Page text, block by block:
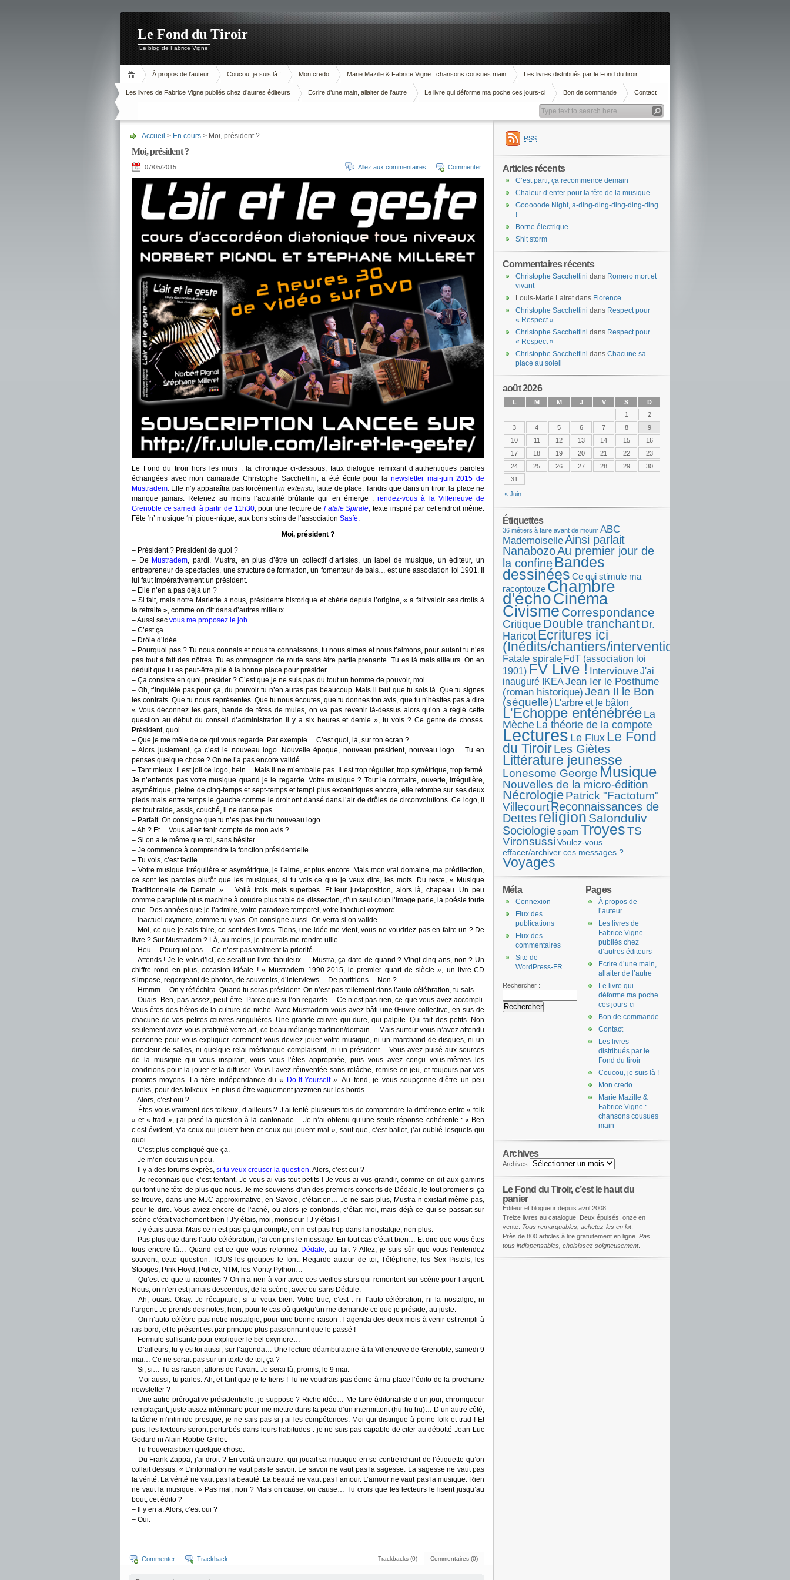
Le Fond du Tiroir
Le blog de Fabrice Vigne
À propos de l’auteur Coucou, je suis là ! Mon credo Marie Mazille & Fabrice Vigne : chansons cousues main Les livres distribués par le Fond du tiroir
Les livres de Fabrice Vigne publiés chez d’autres éditeurs Ecrire d’une main, allaiter de l’autre Le livre qui déforme ma poche ces jours-ci Bon de commande Contact
Accueil > En cours > Moi, président ?
Moi, président ?
07/05/2015 Commenter
Allez aux commentaires
Le Fond du tiroir hors les murs : la chronique ci-dessous, faux dialogue remixant d’authentiques paroles
échangées avec mon camarade Christophe Sacchettini, a été écrite pour la newsletter mai-juin 2015 de
Mustradem. Elle n’y apparaîtra pas forcémentin extenso, faute de place. Tandis que dans un tiroir, la place ne
manque jamais. Retenez au moins l’actualité brûlante qui en émerge :rendez-vous à la Villeneuve de
Grenoble ce samedi à partir de 11h30, pour une lecture de Fatale Spirale, texte inspiré par cet endroit même.
Fête ‘n’ musique ‘n’ pique-nique, aux bons soins de l’association Sasfé.
Moi, président ?
– Président ? Président de quoi ?
– De Mustradem, pardi. Mustra, en plus d’être un collectif d’artistes, un label de musique, un éditeur, un
entrepreneur de spectacles, une structure de formation, un fomenteur de bals… est une association loi 1901. Il
lui faut impérativement un président.
– Elle n’en a pas déjà un ?
– Si fait, mais notre Mariette à nous, présidente historique et chérie depuis l’origine, « a fait valoir ses droits à
la retraite », comme on dit dans d’autres milieux.
– Aussi sec vous me proposez le job.
– C’est ça.
– Drôle d’idée.
– Pourquoi pas ? Tu nous connais et nous te connaissons, tu nous aimes et nous t’aimons, pour autant tu n’es
pas tout à fait des nôtres. Tu es compagnon de route sans être partie prenante. Tu es là mais ailleurs. On en
déduit que tu es peut-être pile à la bonne place pour présider.
– Ça consiste en quoi, présider ? C’est que je ne suis pas du tout un homme de pouvoir, moi…
– Oh, t’inquiète pas pour ça, du pouvoir tu n’en auras pas beaucoup. Mais il faut que tu sois là. Que tu signes
les contrats. Que tu nous représentes. Que tu nous écoutes, que tu donnes ton avis, que tu n’hésites pas à dire
« Vous déconnez les gars, bande de têtes de mules, on va pas revenir là-dessus alors qu’on a réglé cette
question au début du conseil d’administration il y a six heures et demie », tu vois ? Ce genre de choses.
Président, quoi.
– Que je me mêle de ce qui vous regarde. Par exemple… C’est quoi, là, sur ton écran ?
– Alors justement, ça c’est le nouveau logo. Nouvelle époque, nouveau président, nouveau logo… Tu en
penses quelque chose ? On ne l’a pas encore validé.
– Tant mieux. Il est joli ce logo, hein… Mais il ne m’emballe pas. Il est trop régulier, trop symétrique, trop fermé.
Je n’entends pas votre musique quand je le regarde. Votre musique ? Tout le contraire, ouverte, irrégulière,
asymétrique, pleine de cinq-temps et sept-temps et tempi plus excentriques encore, elle retombe sur ses deux
pieds mais entre temps le gauche comme le droit ont dansé dans l’air de drôles de circonvolutions. Ce logo, il
est tout raide, assis, couché, il ne danse pas.
– Parfait. On consigne que tu n’es pas fou du nouveau logo.
– Ah ? Et… Vous allez tenir compte de mon avis ?
– Si on a le même que toi, sans hésiter.
– Je commence à comprendre la fonction présidentielle.
– Tu vois, c’est facile.
– Votre musique irrégulière et asymétrique, je l’aime, et plus encore. Mais mon vrai domaine, ma prédilection,
ce sont les paroles plutôt que les musiques, si tu vois ce que je veux dire, les mots. Du reste, « Musique
Traditionnelle de Demain »…. Voilà trois mots superbes. Et leur juxtaposition, alors là, chapeau. Un peu
comme parapluie plus machine à coudre plus table de dissection, d’un seul coup l’image parle, la poésie toute
crue. Des années que je l’admire, votre paradoxe temporel, votre inactuel oxymore.
– Inactuel oxymore, comme tu y vas. On consigne aussi. On verra si on valide.
– Moi, ce que je sais faire, ce sont des livres. Tiens, une idée me vient, vous ne voudriez pas en faire un ? De
livre ? Sur Mustradem ? Là, au moins, je pourrais me rendre utile.
– Heu… Pourquoi pas… Ce n’est pas vraiment la priorité…
– Attends ! Je le vois d’ici, ce serait un livre fabuleux … Mustra, ça date de quand ? Vingt-cinq ans, non ? Un
chiffre rond en plus, occasion idéale ! « Mustradem 1990-2015, le premier quart de siècle », un livre-CD
s’impose, regorgeant de photos, de souvenirs, d’interviews… De partitions… Non ?
– Hmmm… On y réfléchira. Quand tu seras président. On n’est pas tellement dans l’auto-célébration, tu sais.
– Ouais. Ben, pas assez, peut-être. Parce que si l’on regarde… Ce n’est pas rien, ce que vous avez accompli.
Vous êtes des héros de la culture de niche. Avec Mustradem vous avez bâti une Œuvre collective, en sus de
chacune de vos petites œuvres singulières. Une grande œuvre qui dure, qui palpite. Qui fait des petits. Non
seulement avez-vous pratiqué votre art, ce beau mélange tradition/demain… Mais surtout vous n’avez attendu
personne pour vous expliquer comment vous deviez jouer votre musique, ni un marchand de disques, ni un
directeur de salles, ni quelque relai médiatique complaisant, ni un président… Vous avez puisé aux sources
de la musique qui vous inspirait, vous vous l’êtes appropriée, puis vous avez conçu vous-mêmes les
conditions pour la jouer et la diffuser. Vous l’avez réinventée sans relâche, remise en jeu, et toujours par vos
propres moyens. La fière indépendance du «
Do-It-Yourself». Au fond, je vous soupçonne d’être un peu
punks, pour des folkeux. En plus d’être vaguement jazzmen sur les bords.
– Alors, c’est oui ?
– Êtes-vous vraiment des folkeux, d’ailleurs ? J’ai tenté plusieurs fois de comprendre la différence entre « folk
» et « trad », j’ai posé la question à la cantonade… Je n’ai obtenu qu’une seule réponse cohérente : « Ben
c’est évident, y’a ceux qui jouent bien et ceux qui jouent mal », sauf que, c’est ballot, j’ai oublié lesquels qui
quoi.
– C’est plus compliqué que ça.
– Je m’en doutais un peu.
– Il y a des forums exprès, si tu veux creuser la question. Alors, c’est oui ?
– Je reconnais que c’est tentant. Je vous ai vus tout petits ! Je vous ai vus grandir, comme on dit aux gamins
qui font une tête de plus que nous. Je me souviens d’un des premiers concerts de Dédale, le tout premier si ça
se trouve, dans une MJC approximative, en Savoie, c’était en… Je ne sais plus, Mustra n’existait même pas,
pour te dire. Vous aviez encore de l’acné, ou alors je confonds, c’était moi, mais déjà ce qui se passait sur
scène c’était vachement bien ! J’y étais, moi, monsieur ! J’y étais !
– J’y étais aussi. Mais ce n’est pas ça qui compte, on n’est pas trop dans la nostalgie, non plus.
– Pas plus que dans l’auto-célébration, j’ai compris le message. En tout cas c’était bien… Et dire que vous êtes
tous encore là… Quand est-ce que vous reformez Dédale, au fait ? Allez, je suis sûr que vous l’entendez
souvent, cette question. TOUS les groupes le font. Regarde autour de toi, Téléphone, les Sex Pistols, les
Stooges, Pink Floyd, Police, NTM, les Monty Python…
– Qu’est-ce que tu racontes ? On n’a rien à voir avec ces vieilles stars qui remontent sur scène pour l’argent.
Nous, on n’en est jamais descendus, de la scène, avec ou sans Dédale.
– Ah, ouais. Okay. Je récapitule, si tu veux bien. Votre truc, c’est : ni l‘auto-célébration, ni la nostalgie, ni
l’argent. Je prends des notes, hein, pour le cas où quelqu’un me demande ce que je préside, au juste.
– On n’auto-célèbre pas notre nostalgie, pour une bonne raison : l’agenda des deux mois à venir est rempli à
ras-bord, et le présent est par principe plus passionnant que le passé !
– Formule suffisante pour expliquer le bel oxymore…
– D’ailleurs, tu y es toi aussi, sur l’agenda… Une lecture déambulatoire à la Villeneuve de Grenoble, samedi 9
mai… Ce ne serait pas sur un texte de toi, ça ?
– Si, si… Tu as raison, allons de l’avant. Je serai là, promis, le 9 mai.
– Moi aussi, tu parles. Ah, et tant que je te tiens ! Tu ne voudrais pas écrire à ma place l’édito de la prochaine
newsletter ?
– Une autre prérogative présidentielle, je suppose ? Riche idée… Me faire éditorialiste d’un jour, chroniqueur
remplaçant, juste assez intérimaire pour me mettre dans la peau d’un intermittent (hu hu hu)… D’un autre côté,
la tâche m’intimide presque, je ne sais pas si j’ai les compétences. Moi qui distingue à peine folk et trad ! Et
puis, les lecteurs seront perturbés dans leurs habitudes : je ne suis pas capable de citer au débotté Jean-Luc
Godard ni Alain Robbe-Grillet.
– Tu trouveras bien quelque chose.
– Du Frank Zappa, j’ai droit ? En voilà un autre, qui jouait sa musique en se contrefichant de l’étiquette qu’on
collait dessus. « L’information ne vaut pas le savoir. Le savoir ne vaut pas la sagesse. La sagesse ne vaut pas
la vérité. La vérité ne vaut pas la beauté. La beauté ne vaut pas l’amour. L’amour ne vaut pas la musique. Rien
ne vaut la musique. » Pas mal, non ? Mais on cause, on cause… Tu crois que les lecteurs le lisent jusqu’au
bout, cet édito ?
– Il y en a. Alors, c’est oui ?
– Oui.
Commentaires (0)
Trackbacks (0)
Commenter Trackback
RSS
Articles récents
C’est parti, ça recommence demain
Chaleur d’enfer pour la fête de la musique
Gooooode Night, a-ding-ding-ding-ding-ding
!
Borne électrique
Shit storm
Commentaires récents
Christophe Sacchettini dans Romero mort et
vivant
Louis-Marie Lairetdans Florence
Christophe Sacchettini dans Respect pour
« Respect »
Christophe Sacchettini dans Respect pour
« Respect »
Christophe Sacchettini dans Chacune sa
place au soleil
août 2026
L M M J V S D
« Juin
1
2
3
4 5 6 7 8
9
10
11 12 13 14 15
16
17
18 19 20 21 22
23
24
25 26 27 28 29
30
31
Étiquettes
36 métiers à faire avant de mourir ABC
MademoiselleAinsi parlait
NanabozoAu premier jour de
la confine Bandes
dessinées Ce qui stimule ma
racontouze Chambre
d'échoCinéma
Civisme Correspondance
Critique Double tranchant Dr.
Haricot Ecritures ici
(Inédits/chantiers/interventions)
Fatale spirale FdT (association loi
1901) FV Live ! InterviouveJ'ai
inauguré IKEA Jean Ier le Posthume
(roman historique) Jean II le Bon
(séquelle) L'arbre et le bâton
L'Echoppe enténébrée La
Mèche La théorie de la compote
LecturesLe FluxLe Fond
du TiroirLes Giètes
Littérature jeunesse
Lonesome George Musique
Nouvelles de la micro-édition
NécrologiePatrick "Factotum"
VillecourtReconnaissances de
Dettesreligion Salonduliv
Sociologiespam TroyesTS
Vironsussi Voulez-vous
effacer/archiver ces messages ?
Voyages
Pages
À propos de
l’auteur
Les livres de
Fabrice Vigne
publiés chez
d’autres éditeurs
Ecrire d’une main,
allaiter de l’autre
Le livre qui
déforme ma poche
ces jours-ci
Bon de commande
Contact
Les livres
distribués par le
Fond du tiroir
Coucou, je suis là !
Mon credo
Marie Mazille &
Fabrice Vigne :
chansons cousues
main
Méta
Connexion
Flux des
publications
Flux des
commentaires
Site de
WordPress-FR
Rechercher :
Archives
Archives
Le Fond du Tiroir, c’est le haut du
panier
Éditeur et blogueur depuis avril 2008.
Treize livres au catalogue. Deux épuisés, onze en
vente. Tous remarquables, achetez-les en lot.
Près de 800 articles à lire gratuitement en ligne. Pas
tous indispensables, choisissez soigneusement.